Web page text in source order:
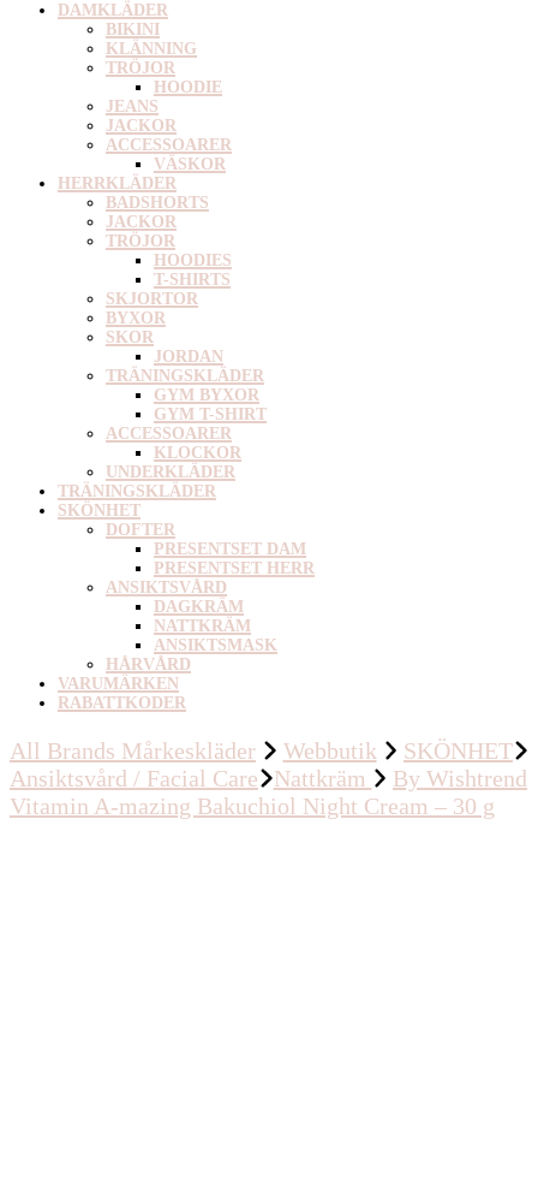
DAMKLÄDER
BIKINI
KLÄNNING
TRÖJOR
HOODIE
JEANS
JACKOR
ACCESSOARER
VÄSKOR
HERRKLÄDER
BADSHORTS
JACKOR
TRÖJOR
HOODIES
T-SHIRTS
SKJORTOR
BYXOR
SKOR
JORDAN
TRÄNINGSKLÄDER
GYM BYXOR
GYM T-SHIRT
ACCESSOARER
KLOCKOR
UNDERKLÄDER
TRÄNINGSKLÄDER
SKÖNHET
DOFTER
PRESENTSET DAM
PRESENTSET HERR
ANSIKTSVÅRD
DAGKRÄM
NATTKRÄM
ANSIKTSMASK
HÅRVÅRD
VARUMÄRKEN
RABATTKODER
All Brands Mårkeskläder Webbutik
SKÖNHET
Ansiktsvård / Facial Care
Nattkräm
By Wishtrend
Vitamin A-mazing Bakuchiol Night Cream – 30 g